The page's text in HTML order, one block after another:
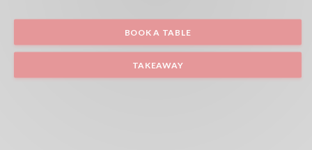
BOOK A TABLE
TAKEAWAY